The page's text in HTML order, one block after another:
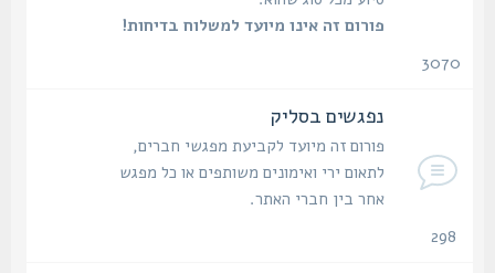
פורום זה אינו מיועד למשלוח בדיחות!
3070
נפגשים בסליק
פורום זה מיועד לקביעת מפגשי חברים,
לתאום ירי ואימונים משותפים או כל מפגש
אחר בין חברי האתר.